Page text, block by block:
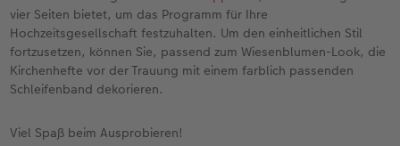
vier Seiten bietet, um das Programm für Ihre
Hochzeitsgesellschaft festzuhalten. Um den einheitlichen Stil
fortzusetzen, können Sie, passend zum Wiesenblumen-Look, die
Kirchenhefte vor der Trauung mit einem farblich passenden
Schleifenband dekorieren.
Viel Spaß beim Ausprobieren!